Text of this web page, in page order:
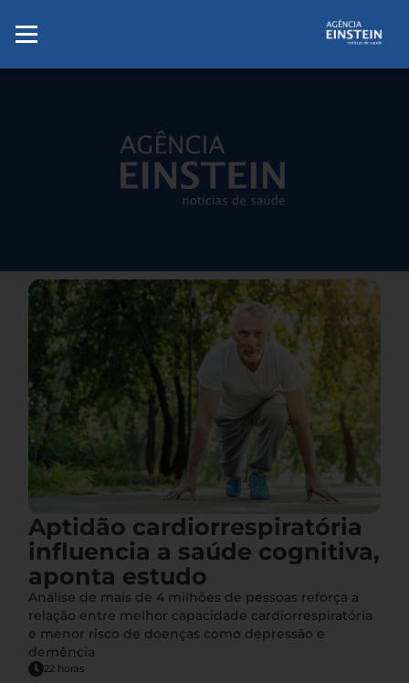
Aptidão cardiorrespiratória
influencia a saúde cognitiva,
aponta estudo
Análise de mais de 4 milhões de pessoas reforça a
relação entre melhor capacidade cardiorrespiratória
e menor risco de doenças como depressão e
demência
22 horas